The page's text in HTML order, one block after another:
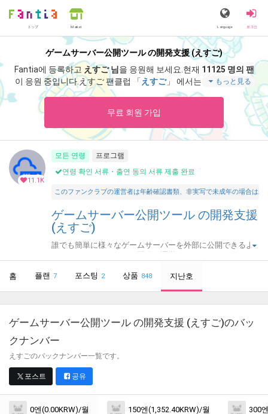
トップ Market Language 로그인
ゲームサーバー公開ツール の開発支援 (えすご)
Fantia에 등록하고 えすご 님을 응원해 보세요. 현재 11125 명의 팬
이 응원 중입니다.えすご 팬클럽 「 えすご」 에서는 「サポート感
謝！アドレス固定化「なし」・月額プランの招待キーです。 」
もっと見る
무료 회원 가입
11.1K
모든 연령
프로그램
연령 확인 서류・출연 동의 서류 제출 완료
このファンクラブの運営者は年齢確認書類、非実写で未成年の場合は
ゲームサーバー公開ツール の開発支援
(えすご)
誰でも簡単に様々なゲームサーバーを外部に公開できるよ
홈 플랜 7 포스팅 2 상품 848 지난호
ゲームサーバー公開ツール の開発支援 (えすご)のバッ
クナンバー
えすごのバックナンバー一覧です。
포스트 공유
0엔(0.00KRW)/월 150엔(1,352.40KRW)/월 300